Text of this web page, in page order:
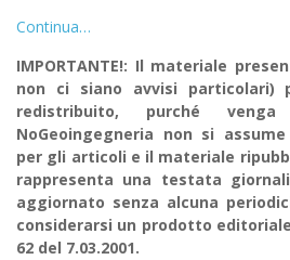
Continua…
IMPORTANTE!: Il materiale
non ci siano avvisi particolari)
redistribuito, purché
NoGeoingegneria non si
per gli articoli e il materiale
rappresenta una testata
aggiornato senza alcuna
considerarsi un prodotto
62 del 7.03.2001.